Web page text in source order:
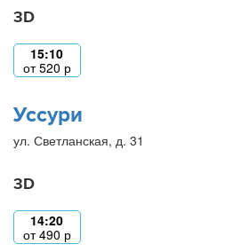
3D
15:10
от520 р
Уссури
ул. Светланская, д. 31
3D
14:20
от490 р